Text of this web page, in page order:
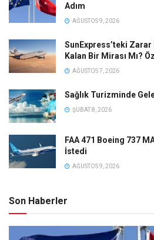
Adım
AĞUSTOS 9, 2026
SunExpress’teki
Kalan Bir Mirası Mı?
AĞUSTOS 7, 2026
Sağlık Turizminde
ŞUBAT 8, 2026
FAA 471 Boeing 737
İstedi
AĞUSTOS 9, 2026
Son Haberler